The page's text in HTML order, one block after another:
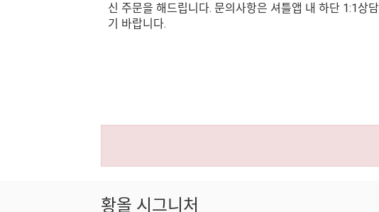
신 주문을 해드립니다. 문의사항은 셔틀앱 내 하단 1:1상
기 바랍니다.
황올 시그니처